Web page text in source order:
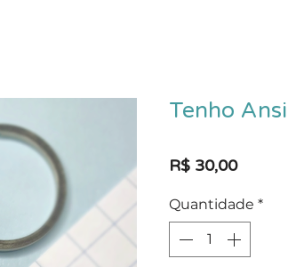
Tenho
R$ 30,00Preço
Quantidade *